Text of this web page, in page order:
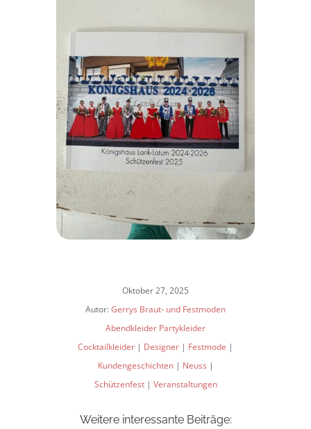
Oktober 27, 2025
Autor:Gerrys Braut- und Festmoden
Abendkleider Partykleider
Cocktailkleider | Designer | Festmode |
Kundengeschichten| Neuss |
Schützenfest| Veranstaltungen
Weitere interessante Beiträge: